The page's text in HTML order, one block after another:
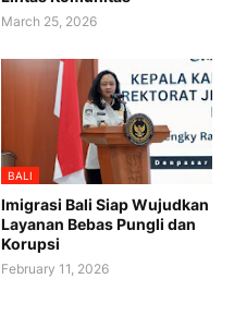
March 25, 2026
BALI
Imigrasi Bali Siap Wujudkan
Layanan Bebas Pungli dan
Korupsi
February 11, 2026